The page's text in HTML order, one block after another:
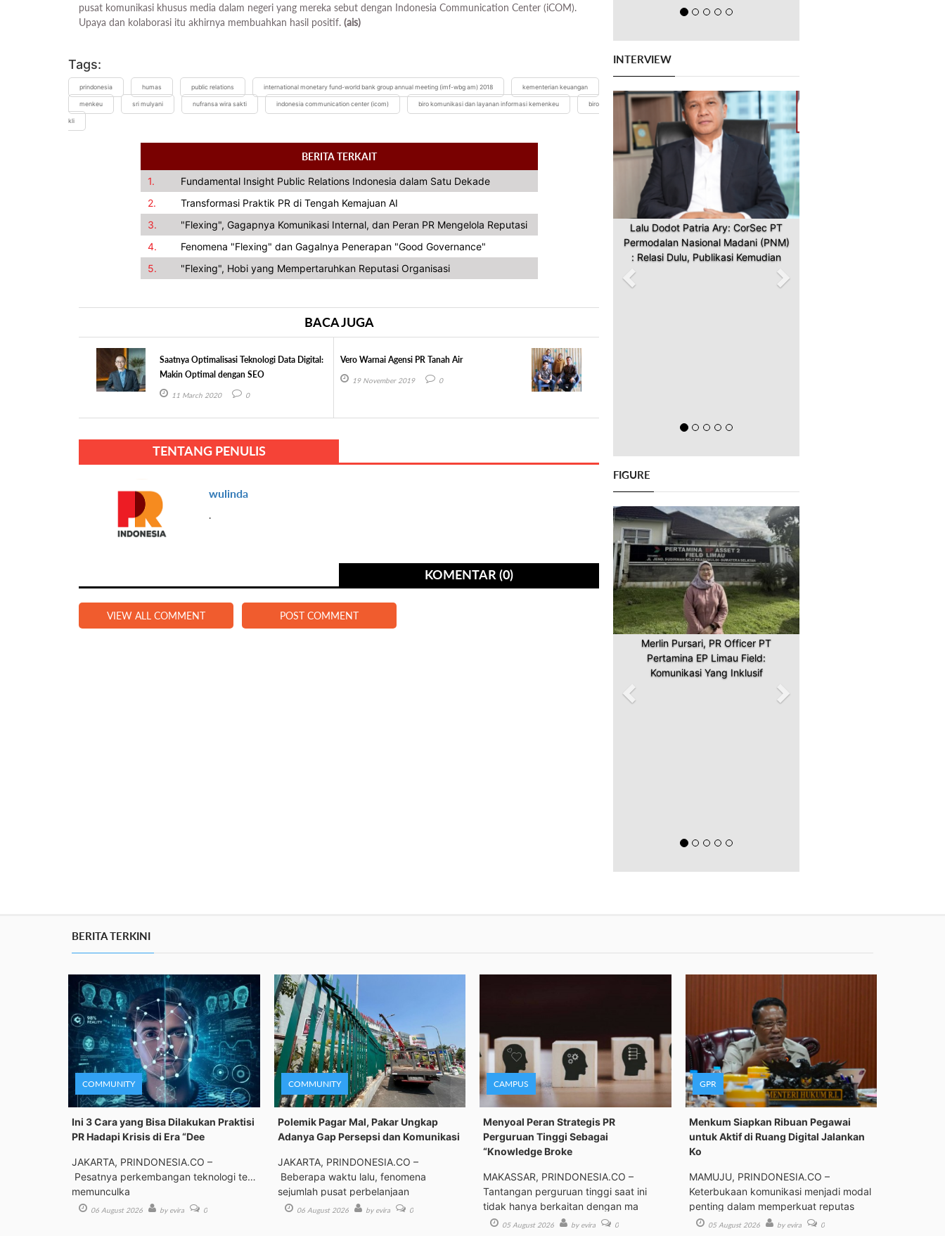
pusat komunikasi khusus media dalam negeri yang mereka sebut dengan Indonesia Communication Center (iCOM).
Upaya dan kolaborasi itu akhirnya membuahkan hasil positif. (ais)
Tags:
prindonesia humas public relations international monetary fund-world bank group annual meeting (imf-wbg am) 2018 kementerian keuangan
menkeu sri mulyani nufransa wira sakti indonesia communication center (icom) biro komunikasi dan layanan informasi kemenkeu biro
kli
BERITA TERKAIT
1.
Fundamental Insight Public Relations Indonesia dalam Satu Dekade
2.
Transformasi Praktik PR di Tengah Kemajuan AI
3.
"Flexing", Gagapnya Komunikasi Internal, dan Peran PR Mengelola Reputasi
4.
Fenomena "Flexing" dan Gagalnya Penerapan "Good Governance"
5.
"Flexing", Hobi yang Mempertaruhkan Reputasi Organisasi
BACA JUGA
Saatnya Optimalisasi Teknologi Data Digital:
Makin Optimal dengan SEO
11 March 2020 0
Vero Warnai Agensi PR Tanah Air
19 November 2019 0
TENTANG PENULIS
wulinda
.
KOMENTAR (0)
VIEW ALL COMMENT POST COMMENT
INTERVIEW
Lalu Dodot Patria Ary: CorSec PT
Permodalan Nasional Madani (PNM)
: Relasi Dulu, Publikasi Kemudian
Previous Next
FIGURE
Merlin Pursari, PR Officer PT
Pertamina EP Limau Field:
Komunikasi Yang Inklusif
Previous Next
BERITA TERKINI
COMMUNITY
Ini 3 Cara yang Bisa Dilakukan Praktisi
PR Hadapi Krisis di Era “Dee
JAKARTA, PRINDONESIA.CO –
Pesatnya perkembangan teknologi telah
memunculka
06 August 2026 by evira 0
COMMUNITY
Polemik Pagar Mal, Pakar Ungkap
Adanya Gap Persepsi dan Komunikasi
JAKARTA, PRINDONESIA.CO –
Beberapa waktu lalu, fenomena
sejumlah pusat perbelanjaan
06 August 2026 by evira 0
CAMPUS
Menyoal Peran Strategis PR
Perguruan Tinggi Sebagai
“Knowledge Broke
MAKASSAR, PRINDONESIA.CO –
Tantangan perguruan tinggi saat ini
tidak hanya berkaitan dengan ma
05 August 2026 by evira 0
GPR
Menkum Siapkan Ribuan Pegawai
untuk Aktif di Ruang Digital Jalankan
Ko
MAMUJU, PRINDONESIA.CO –
Keterbukaan komunikasi menjadi modal
penting dalam memperkuat reputas
05 August 2026 by evira 0